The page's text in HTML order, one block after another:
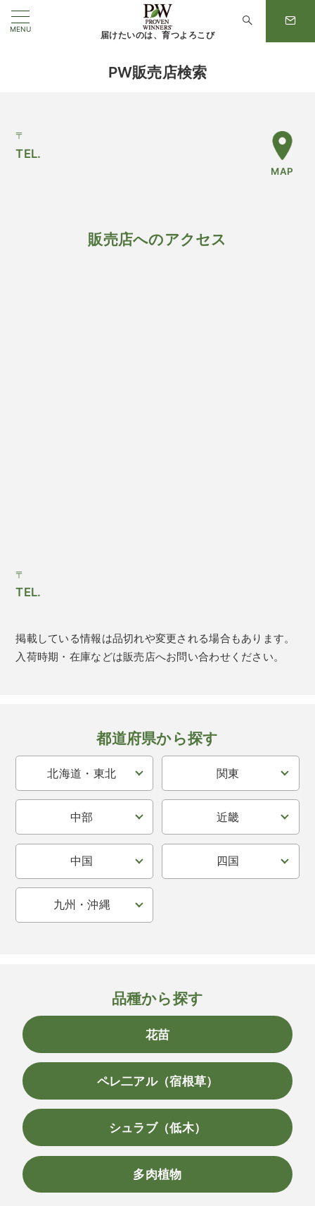
MENU
届けたいのは、育つよろこび
PW販売店検索
〒
TEL.
MAP
販売店へのアクセス
〒
TEL.
掲載している情報は品切れや変更される場合もあります。
入荷時期・在庫などは販売店へお問い合わせください。
都道府県から探す
北海道・東北 関東
中部 近畿
中国 四国
九州・沖縄
品種から探す
花苗
ペレ二アル（宿根草）
シュラブ（低木）
多肉植物